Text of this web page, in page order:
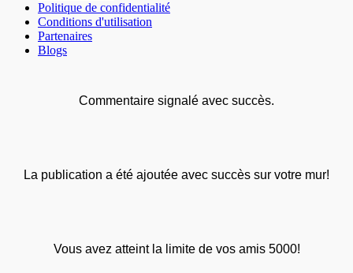
Politique de confidentialité
Conditions d'utilisation
Partenaires
Blogs
Commentaire signalé avec succès.
La publication a été ajoutée avec succès sur votre mur!
Vous avez atteint la limite de vos amis 5000!